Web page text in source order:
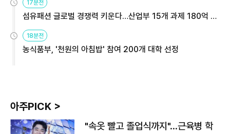
17분전
섬유패션 글로벌 경쟁력 키운다…산업부 15개 과제 180억 지
원
18분전
농식품부, '천원의 아침밥' 참여 200개 대학 선정
아주PICK >
"속옷 빨고 졸업식까지"…근육병 학